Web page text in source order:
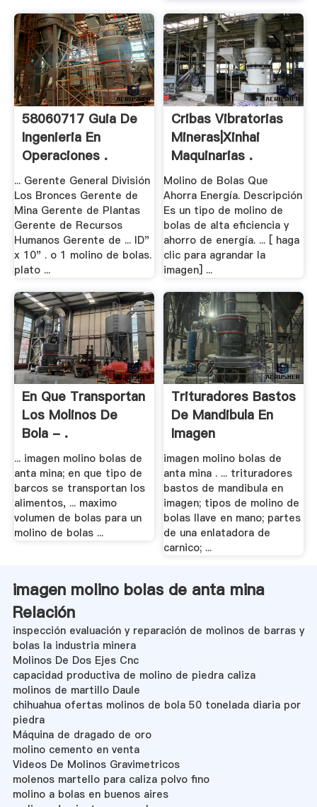
58060717 Guia De
Ingenieria En
Operaciones .
... Gerente General División
Los Bronces Gerente de
Mina Gerente de Plantas
Gerente de Recursos
Humanos Gerente de ... ID"
x 10" . o 1 molino de bolas.
plato ...
Cribas Vibratorias
Mineras|Xinhai
Maquinarias .
Molino de Bolas Que
Ahorra Energía. Descripción
Es un tipo de molino de
bolas de alta eficiencia y
ahorro de energía. ... [ haga
clic para agrandar la
imagen] ...
En Que Transportan
Los Molinos De
Bola - .
... imagen molino bolas de
anta mina; en que tipo de
barcos se transportan los
alimentos, ... maximo
volumen de bolas para un
molino de bolas ...
Trituradores Bastos
De Mandibula En
Imagen
imagen molino bolas de
anta mina . ... trituradores
bastos de mandibula en
imagen; tipos de molino de
bolas llave en mano; partes
de una enlatadora de
carnico; ...
imagen molino bolas de anta mina
Relación
inspección evaluación y reparación de molinos de barras y
bolas la industria minera
Molinos De Dos Ejes Cnc
capacidad productiva de molino de piedra caliza
molinos de martillo Daule
chihuahua ofertas molinos de bola 50 tonelada diaria por
piedra
Máquina de dragado de oro
molino cemento en venta
Videos De Molinos Gravimetricos
molenos martello para caliza polvo fino
molino a bolas en buenos aires